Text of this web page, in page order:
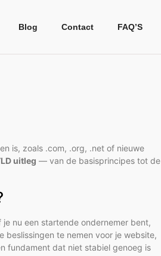
Blog Contact FAQ’S
is, zoals .com, .org, .net of nieuwe
uitleg — van de basisprincipes tot de
nu een startende ondernemer bent,
te nemen voor je website,
fundament dat niet stabiel genoeg is